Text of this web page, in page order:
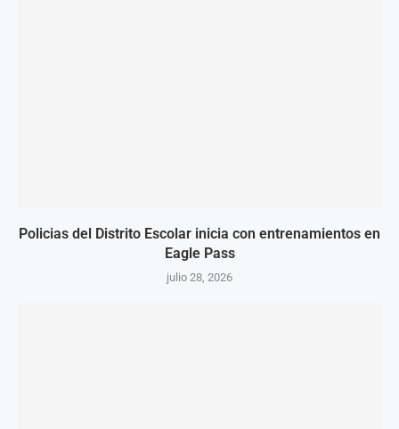
Policias del Distrito Escolar inicia con entrenamientos en
Eagle Pass
julio 28, 2026